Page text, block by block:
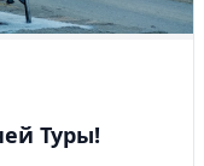
Туры!